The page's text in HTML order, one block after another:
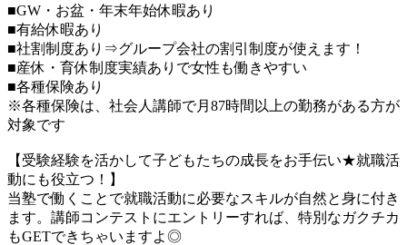
■GW・お盆・年末年始休暇あり
■有給休暇あり
■社割制度あり⇒グループ会社の割引制度が使えます！
■産休・育休制度実績ありで女性も働きやすい
■各種保険あり
※各種保険は、社会人講師で月87時間以上の勤務がある方が
対象です
【受験経験を活かして子どもたちの成長をお手伝い★就職活
動にも役立つ！】
当塾で働くことで就職活動に必要なスキルが自然と身に付き
ます。講師コンテストにエントリーすれば、特別なガクチカ
もGETできちゃいますよ◎